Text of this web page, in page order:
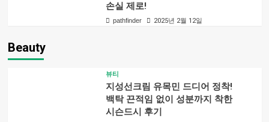
손실 제로!
pathfinder 2025년 2월 12일
Beauty
뷰티
지성선크림 유목민 드디어 정착!
백탁 끈적임 없이 성분까지 착한
시슨드시 후기